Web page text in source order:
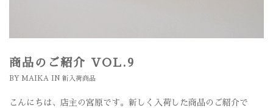
商品のご紹介 VOL.9
BY MAIKA IN 新入荷商品
こんにちは、店主の宮原です。新しく入荷した商品のご紹介で